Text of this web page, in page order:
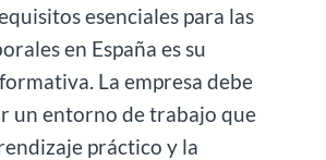
esenciales para las
en España es su
La empresa debe
un entorno de trabajo que
práctico y la